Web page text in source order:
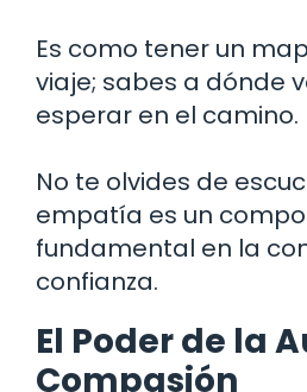
Es como tener un
viaje; sabes a dónde
esperar en el camino.
No te olvides de
empatía es un
fundamental en la
confianza.
El Poder de la
Compasión